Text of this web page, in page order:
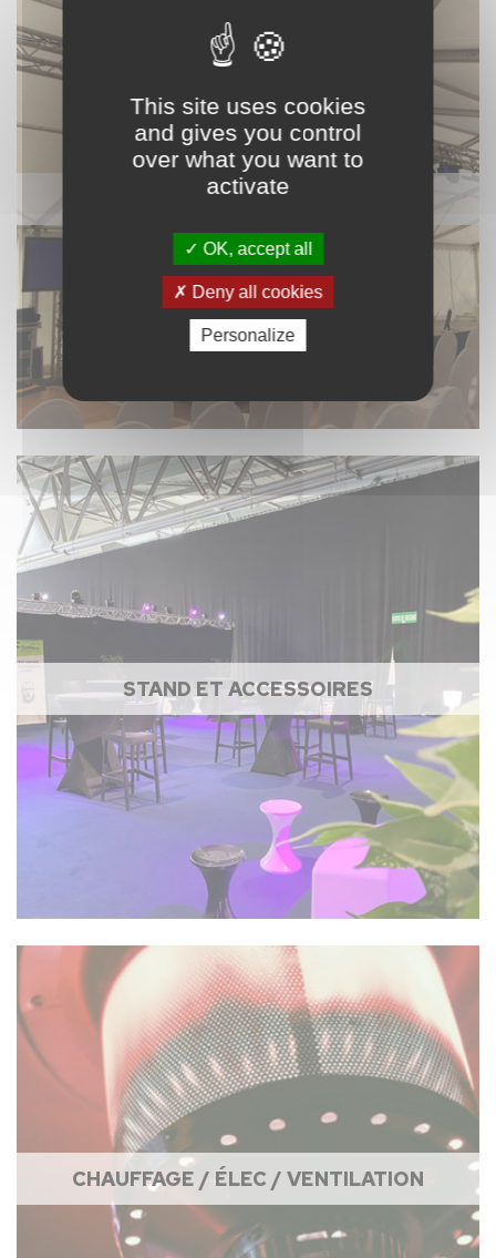
VIDÉO
STAND ET ACCESSOIRES
CHAUFFAGE / ÉLEC / VENTILATION
This site uses cookies
and gives you control
over what you want to
activate
OK, accept all
Deny all cookies
Personalize